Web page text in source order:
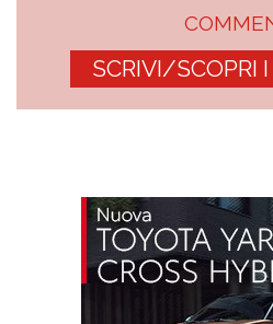
SCRIVI/SCOPRI